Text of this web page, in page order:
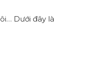
Dưới đây là